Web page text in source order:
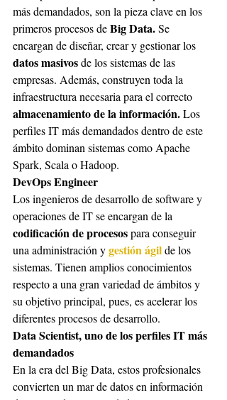
más demandados, son la pieza clave en los
primeros procesos de Big Data. Se
encargan de diseñar, crear y gestionar los
datos masivos de los sistemas de las
empresas. Además, construyen toda la
infraestructura necesaria para el correcto
almacenamiento de la información. Los
perfiles IT más demandados dentro de este
ámbito dominan sistemas como Apache
Spark, Scala o Hadoop.
DevOps Engineer
Los ingenieros de desarrollo de software y
operaciones de IT se encargan de la
codificación de procesos para conseguir
una administración y gestión ágil de los
sistemas. Tienen amplios conocimientos
respecto a una gran variedad de ámbitos y
su objetivo principal, pues, es acelerar los
diferentes procesos de desarrollo.
Data Scientist, uno de los perfiles IT más
demandados
En la era del Big Data, estos profesionales
convierten un mar de datos en información